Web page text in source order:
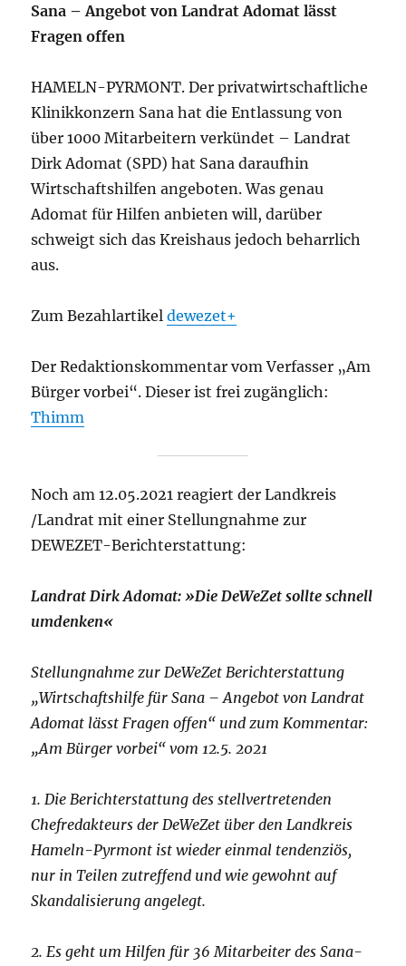
Sana – Angebot von Landrat Adomat lässt
Fragen offen
HAMELN-PYRMONT. Der privatwirtschaftliche
Klinikkonzern Sana hat die Entlassung von
über 1000 Mitarbeitern verkündet – Landrat
Dirk Adomat (SPD) hat Sana daraufhin
Wirtschaftshilfen angeboten. Was genau
Adomat für Hilfen anbieten will, darüber
schweigt sich das Kreishaus jedoch beharrlich
aus.
Zum Bezahlartikeldewezet+
Der Redaktionskommentar vom Verfasser „Am
Bürger vorbei“. Dieser ist frei zugänglich:
Thimm
Noch am 12.05.2021 reagiert der Landkreis
/Landrat mit einer Stellungnahme zur
DEWEZET-Berichterstattung:
Landrat Dirk Adomat: »Die DeWeZet sollte schnell
umdenken«
Stellungnahme zur DeWeZet Berichterstattung
„Wirtschaftshilfe für Sana – Angebot von Landrat
Adomat lässt Fragen offen“ und zum Kommentar:
„Am Bürger vorbei“ vom 12.5. 2021
1. Die Berichterstattung des stellvertretenden
Chefredakteurs der DeWeZet über den Landkreis
Hameln-Pyrmont ist wieder einmal tendenziös,
nur in Teilen zutreffend und wie gewohnt auf
Skandalisierung angelegt.
2. Es geht um Hilfen für 36 Mitarbeiter des Sana-